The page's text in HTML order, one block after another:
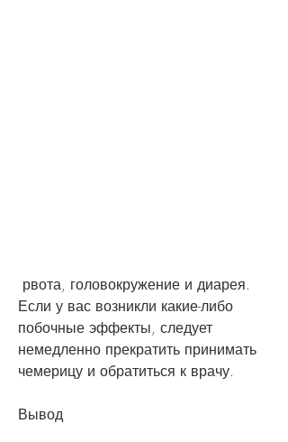
Если у вас возникли какие-либо
побочные эффекты, следует
немедленно прекратить принимать
чемерицу и обратиться к врачу.
Вывод